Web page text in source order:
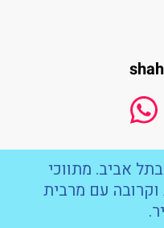
אביב. מתווכי
עם מרבית